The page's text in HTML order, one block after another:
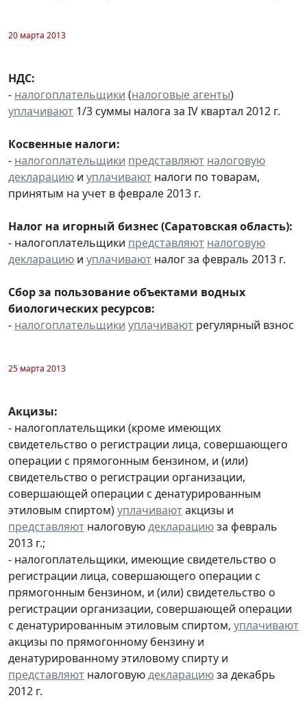
20 марта 2013
НДС:
- налогоплательщики (налоговые агенты)
уплачивают 1/3 суммы налога за IV квартал 2012 г.
Косвенные налоги:
- налогоплательщики представляют налоговую
декларацию и уплачивают налоги по товарам,
принятым на учет в феврале 2013 г.
Налог на игорный бизнес (Саратовская область):
- налогоплательщики представляют налоговую
декларацию и уплачивают налог за февраль 2013 г.
Сбор за пользование объектами водных
биологических ресурсов:
- налогоплательщики уплачивают регулярный взнос
25 марта 2013
Акцизы:
- налогоплательщики (кроме имеющих
свидетельство о регистрации лица, совершающего
операции с прямогонным бензином, и (или)
свидетельство о регистрации организации,
совершающей операции с денатурированным
этиловым спиртом)уплачиваютакцизы и
представляют налоговуюдекларациюза февраль
2013 г.;
- налогоплательщики, имеющие свидетельство о
регистрации лица, совершающего операции с
прямогонным бензином, и (или) свидетельство о
регистрации организации, совершающей операции
с денатурированным этиловым спиртом, уплачивают
акцизы по прямогонному бензину и
денатурированному этиловому спирту и
представляют налоговуюдекларациюза декабрь
2012 г.